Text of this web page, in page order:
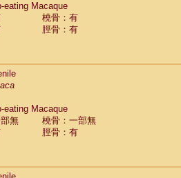
schmidti
(0)
(0)
eating Macaque
橈骨：有
脛骨：有
eating Macaque
無
橈骨：一部無
脛骨：有